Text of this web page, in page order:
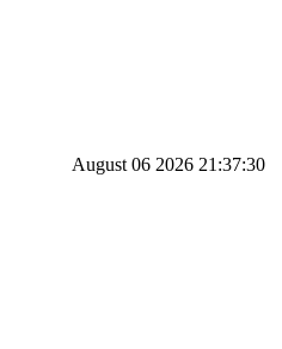
August 06 2026 21:37:30